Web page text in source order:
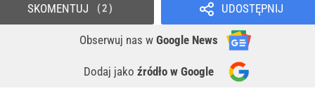
UDOSTĘPNIJ
Obserwuj nas w Google News
Dodaj jako źródło w Google
SKOMENTUJ 2